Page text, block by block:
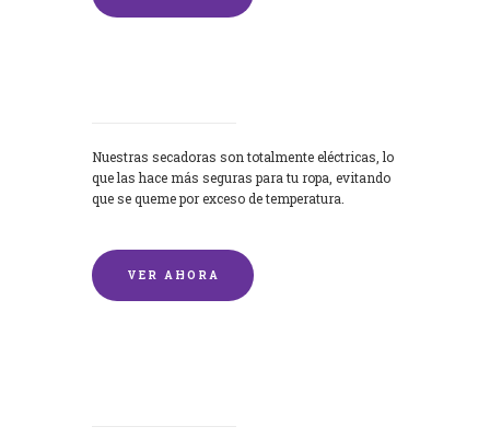
Nuestras secadoras son totalmente eléctricas, lo
que las hace más seguras para tu ropa, evitando
que se queme por exceso de temperatura.
VER AHORA